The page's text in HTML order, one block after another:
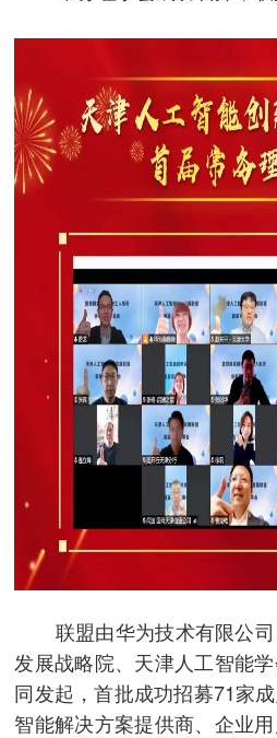
联盟由华为技术有限公
发展战略院、天津人工智能
同发起，首批成功招募71家
智能解决方案提供商、企业用